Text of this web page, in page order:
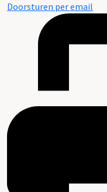
Doorsturen per email